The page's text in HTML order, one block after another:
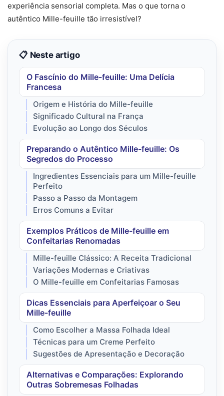
experiência sensorial completa. Mas o que torna o
autêntico Mille-feuille tão irresistível?
📋 Neste artigo
O Fascínio do Mille-feuille: Uma Delícia
Francesa
Origem e História do Mille-feuille
Significado Cultural na França
Evolução ao Longo dos Séculos
Preparando o Autêntico Mille-feuille: Os
Segredos do Processo
Ingredientes Essenciais para um Mille-feuille
Perfeito
Passo a Passo da Montagem
Erros Comuns a Evitar
Exemplos Práticos de Mille-feuille em
Confeitarias Renomadas
Mille-feuille Clássico: A Receita Tradicional
Variações Modernas e Criativas
O Mille-feuille em Confeitarias Famosas
Dicas Essenciais para Aperfeiçoar o Seu
Mille-feuille
Como Escolher a Massa Folhada Ideal
Técnicas para um Creme Perfeito
Sugestões de Apresentação e Decoração
Alternativas e Comparações: Explorando
Outras Sobremesas Folhadas